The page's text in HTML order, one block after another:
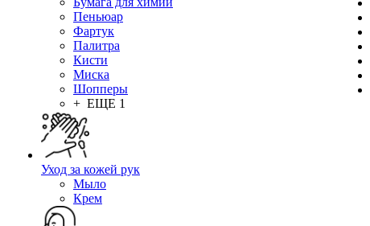
Пеньюар
Фартук
Палитра
Кисти
Миска
Шопперы
+ ЕЩЕ 1
Уход за кожей рук
Мыло
Крем